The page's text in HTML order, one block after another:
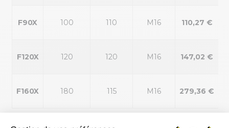
F90X 100 110 M16 110,27 €
F120X 120 120 M16 147,02 €
F160X 180 115 M16 279,36 €